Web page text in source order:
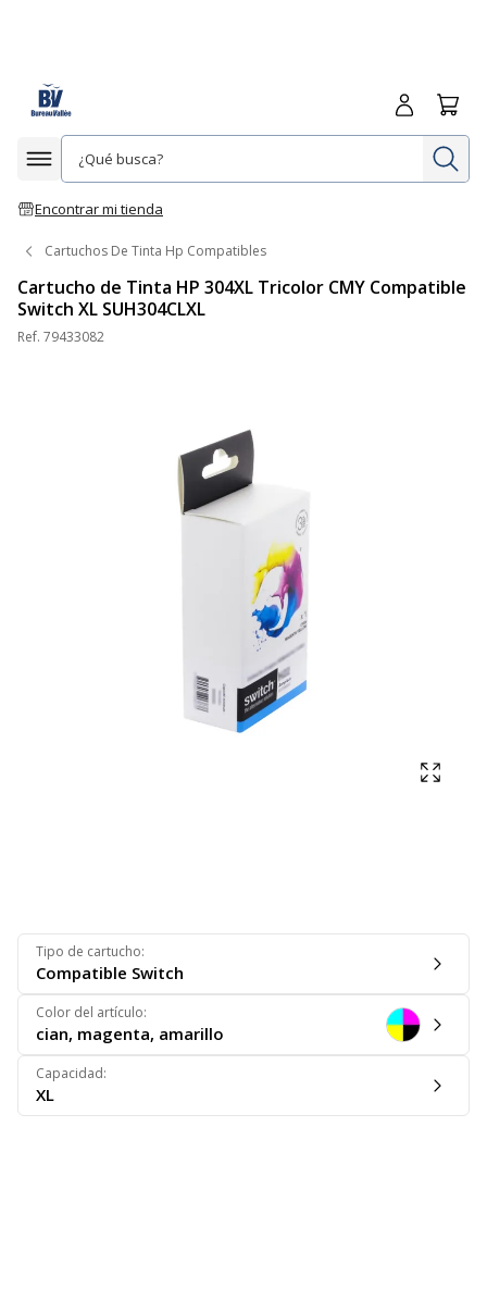
Afficher la navigation
Encontrar mi tienda
Iniciar
Cartuchos De Tinta Hp Compatibles
Cartucho de Tinta HP 304XL Tricolor CMY Compatible
Switch XL SUH304CLXL
Ref. 79433082
Tipo de cartucho:
Compatible Switch
Color del artículo:
cian, magenta, amarillo
Capacidad:
XL